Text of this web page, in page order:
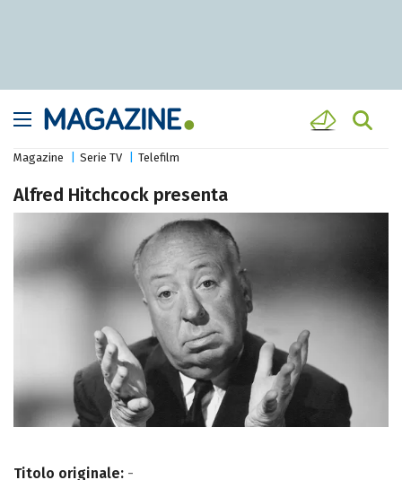
Magazine Serie TV Telefilm
Alfred Hitchcock presenta
Titolo originale: -